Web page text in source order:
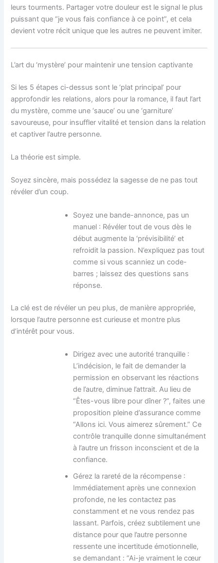
leurs tourments. Partager votre douleur est le signal le plus
puissant que “je vous fais confiance à ce point”, et cela
devient votre récit unique que les autres ne peuvent imiter.
L’art du ‘mystère’ pour maintenir une tension captivante
Si les 5 étapes ci-dessus sont le ‘plat principal’ pour
approfondir les relations, alors pour la romance, il faut l’art
du mystère, comme une ‘sauce’ ou une ‘garniture’
savoureuse, pour insuffler vitalité et tension dans la relation
et captiver l’autre personne.
La théorie est simple.
Soyez sincère, mais possédez la sagesse de ne pas tout
révéler d’un coup.
Soyez une bande-annonce, pas un
manuel : Révéler tout de vous dès le
début augmente la ‘prévisibilité’ et
refroidit la passion. N’expliquez pas tout
comme si vous scanniez un code-
barres ; laissez des questions sans
réponse.
La clé est de révéler un peu plus, de manière appropriée,
lorsque l’autre personne est curieuse et montre plus
d’intérêt pour vous.
Dirigez avec une autorité tranquille :
L’indécision, le fait de demander la
permission en observant les réactions
de l’autre, diminue l’attrait. Au lieu de
“Êtes-vous libre pour dîner ?”, faites une
proposition pleine d’assurance comme
“Allons ici. Vous aimerez sûrement.” Ce
contrôle tranquille donne simultanément
à l’autre un frisson inconscient et de la
confiance.
Gérez la rareté de la récompense :
Immédiatement après une connexion
profonde, ne les contactez pas
constamment et ne vous rendez pas
lassant. Parfois, créez subtilement une
distance pour que l’autre personne
ressente une incertitude émotionnelle,
se demandant : “Ai-je vraiment le cœur